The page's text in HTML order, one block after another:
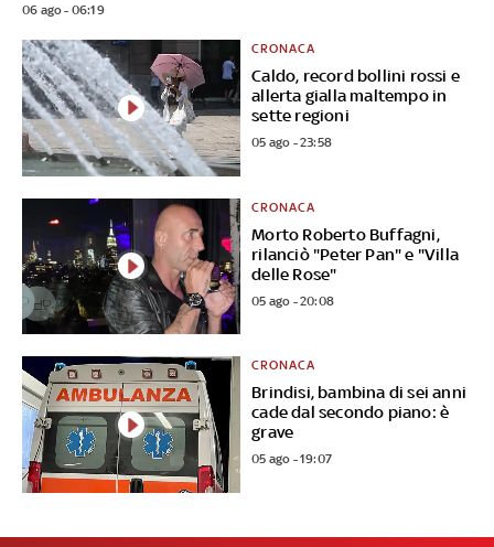
06 ago - 06:19
Caldo, record bollini rossi e
allerta gialla maltempo in
sette regioni
CRONACA
05 ago - 23:58
Morto Roberto Buffagni,
rilanciò "Peter Pan" e "Villa
delle Rose"
CRONACA
05 ago - 20:08
Brindisi, bambina di sei anni
cade dal secondo piano: è
grave
CRONACA
05 ago - 19:07